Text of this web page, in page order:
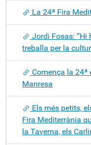
La 24ª Fira
Jordi Fosas: “Hi
treballa per la
Comença la
Manresa
Els més petits,
Fira Mediterrània
la Taverna, els